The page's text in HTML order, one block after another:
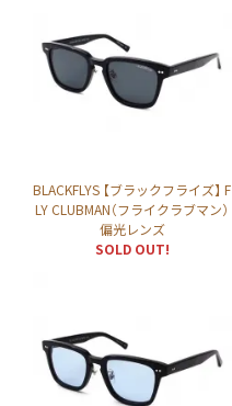
BLACKFLYS 【ブラックフライズ】 F
LY CLUBMAN（フライクラブマン）
偏光レンズ
SOLD OUT!